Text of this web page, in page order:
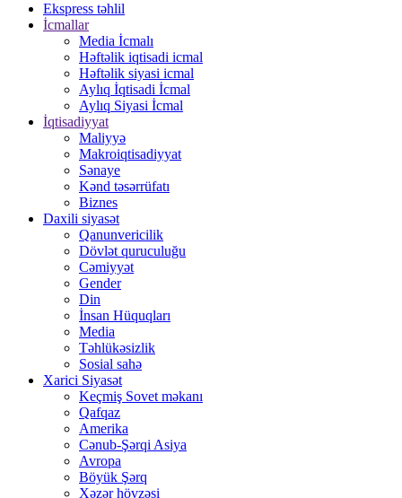
Ekspress təhlil
İcmallar
Media İcmalı
Həftəlik iqtisadi icmal
Həftəlik siyasi icmal
Aylıq İqtisadi İcmal
Aylıq Siyasi İcmal
İqtisadiyyat
Maliyyə
Makroiqtisadiyyat
Sənaye
Kənd təsərrüfatı
Biznes
Daxili siyasət
Qanunvericilik
Dövlət quruculuğu
Cəmiyyət
Gender
Din
İnsan Hüquqları
Media
Təhlükəsizlik
Sosial sahə
Xarici Siyasət
Keçmiş Sovet məkanı
Qafqaz
Amerika
Cənub-Şərqi Asiya
Avropa
Böyük Şərq
Xəzər hövzəsi